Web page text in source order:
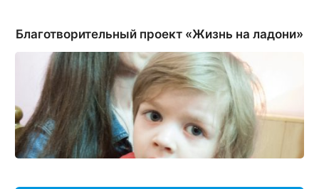
Благотворительный проект «Жизнь на ладони»